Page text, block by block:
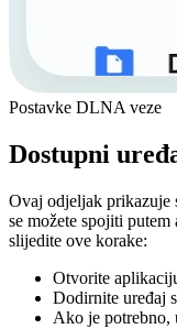
Postavke DLNA veze
Dostupni
Ovaj odjeljak prikazuje
se možete spojiti
slijedite ove korake:
Otvorite
Dodirnite uređaj
Ako je potrebno,